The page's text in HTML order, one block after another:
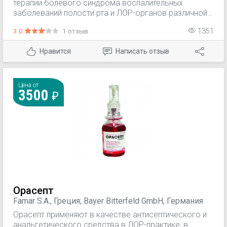
терапии болевого синдрома воспалительных
заболеваний полости рта и ЛОР-органов различной
заболеваниях, требующих системного лечения,
препарат Оралсепт используется в составе
комбинированной терапии.
3.0 1 отзыв 1351
Нравится Написать отзыв
Цена от
3500
Орасепт
Famar S.A., Греция; Bayer Bitterfeld GmbH, Германия
Орасепт применяют в качестве антисептического и
анальгетического средства в ЛОР-практике, в